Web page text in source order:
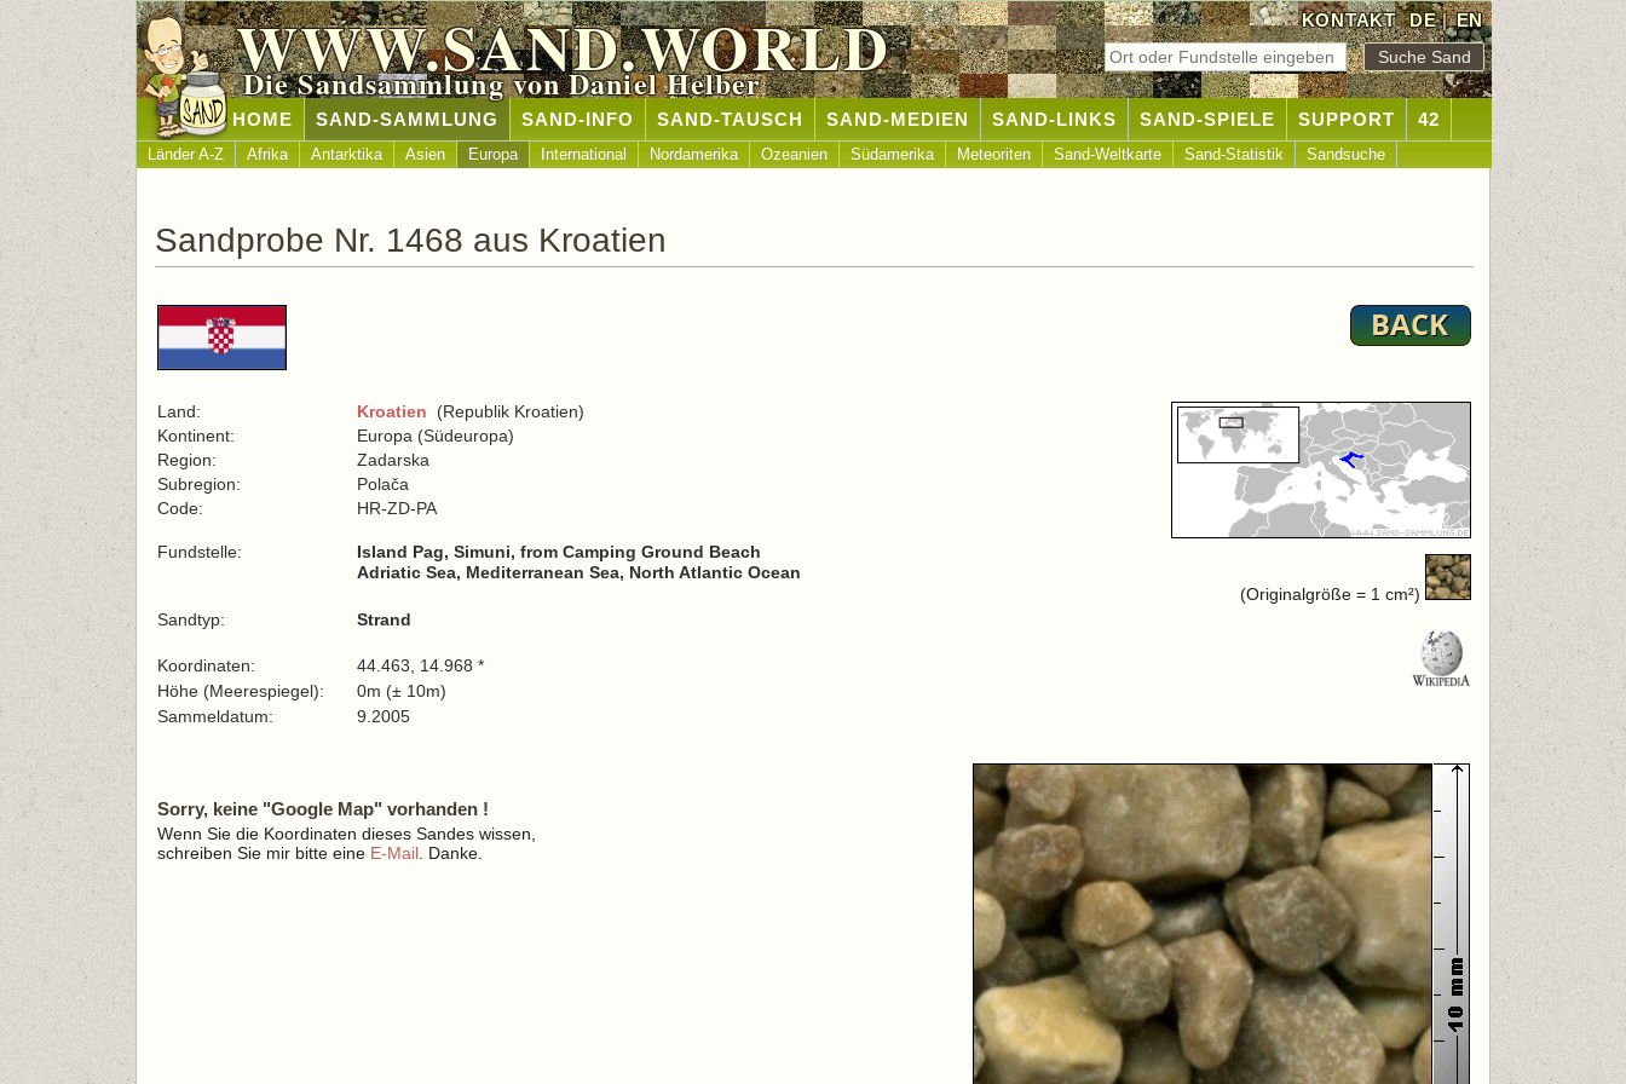
KONTAKT DE|EN
WWW.SAND.WORLD
Die Sandsammlung von Daniel Helber
HOME SAND-SAMMLUNG SAND-INFO SAND-TAUSCH SAND-MEDIEN SAND-LINKS SAND-SPIELE SUPPORT 42
Länder A-Z Afrika Antarktika Asien Europa International Nordamerika Ozeanien Südamerika Meteoriten Sand-Weltkarte Sand-Statistik Sandsuche
Sandprobe Nr. 1468 aus Kroatien
Land: Kroatien (Republik Kroatien)
(Originalgröße = 1 cm²)
Kontinent:
Europa (Südeuropa)
Region:
Zadarska
Subregion:
Polača
Code:
HR-ZD-PA
Fundstelle:
Island Pag, Simuni, from Camping Ground Beach
Adriatic Sea, Mediterranean Sea, North Atlantic Ocean
Sandtyp: Strand
Koordinaten:
44.463, 14.968 *
Höhe (Meerespiegel):
0m (± 10m)
Sammeldatum:
9.2005
Sorry, keine "Google Map" vorhanden !
Wenn Sie die Koordinaten dieses Sandes wissen,
schreiben Sie mir bitte eine E-Mail . Danke.